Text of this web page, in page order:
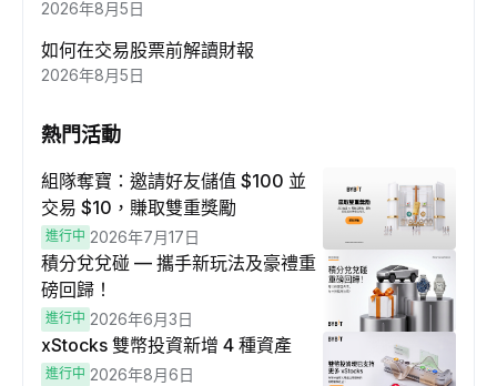
2026年8月5日
如何在交易股票前解讀財報
2026年8月5日
熱門活動
組隊奪寶：邀請好友儲值 $100 並
交易 $10，賺取雙重獎勵
進行中 2026年7月17日
積分兌兌碰 — 攜手新玩法及豪禮重
磅回歸！
進行中 2026年6月3日
xStocks 雙幣投資新增 4 種資產
進行中 2026年8月6日